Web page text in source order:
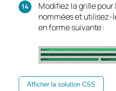
Modifiez la grille pour
nommées et utilisez-
en forme suivante :
Afficher la solution CSS